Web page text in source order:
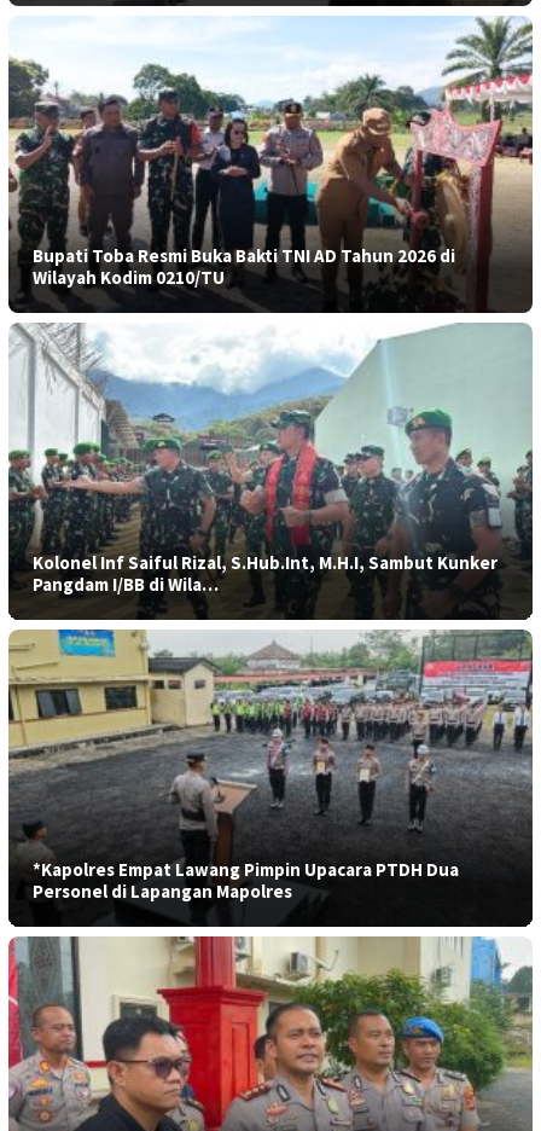
Bupati Toba Resmi Buka Bakti TNI AD Tahun 2026 di
Wilayah Kodim 0210/TU
Kolonel Inf Saiful Rizal, S.Hub.Int, M.H.I, Sambut Kunker
Pangdam I/BB di Wila…
*Kapolres Empat Lawang Pimpin Upacara PTDH Dua
Personel di Lapangan Mapolres